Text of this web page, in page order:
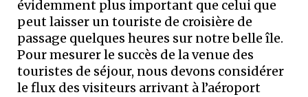
évidemment plus important que celui que
peut laisser un touriste de croisière de
passage quelques heures sur notre belle île.
Pour mesurer le succès de la venue des
touristes de séjour, nous devons considérer
le flux des visiteurs arrivant à l’aéroport